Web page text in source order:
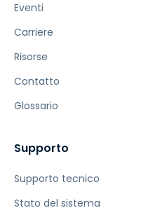
Eventi
Carriere
Risorse
Contatto
Glossario
Supporto
Supporto tecnico
Stato del sistema